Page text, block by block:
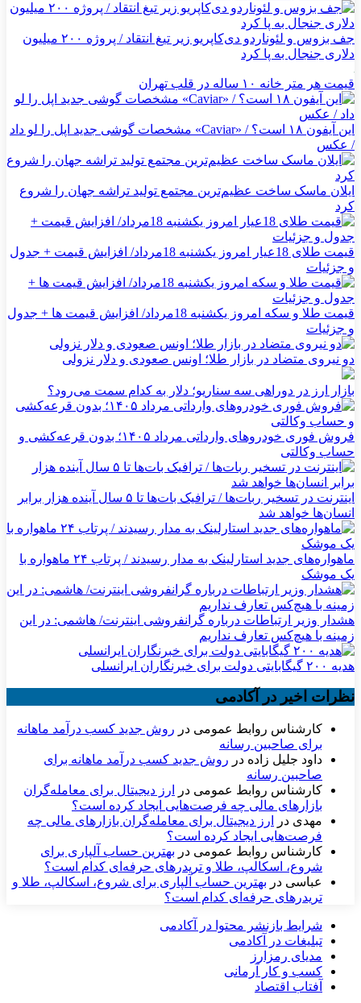
جف بزوس و لئوناردو دی‌کاپریو زیر تیغ انتقاد / پروژه ۲۰۰ میلیون
دلاری جنجال به پا کرد
قیمت هر متر خانه ۱۰ ساله در قلب تهران
این آیفون ۱۸ است؟ / «Caviar» مشخصات گوشی جدید اپل را لو داد
/ عکس
ایلان ماسک ساخت عظیم‌ترین مجتمع تولید تراشه جهان را شروع
کرد
قیمت طلای 18عیار امروز یکشنبه 18مرداد/ افزایش قیمت + جدول
و جزئیات
قیمت طلا و سکه امروز یکشنبه 18مرداد/ افزایش قیمت ها + جدول
و جزئیات
دو نیروی متضاد در بازار طلا؛ اونس صعودی و دلار نزولی
بازار ارز در دوراهی سه سناریو؛ دلار به کدام سمت می‌رود؟
فروش فوری خودروهای وارداتی مرداد ۱۴۰۵؛ بدون قرعه‌کشی و
حساب وکالتی
اینترنت در تسخیر ربات‌ها / ترافیک بات‌ها تا ۵ سال آینده هزار برابر
انسان‌ها خواهد شد
ماهواره‌های جدید استارلینک به مدار رسیدند / پرتاب ۲۴ ماهواره با
یک موشک
هشدار وزیر ارتباطات درباره گرانفروشی اینترنت/ هاشمی: در این
زمینه با هیچ‌کس تعارف نداریم
هدیه ۲۰۰ گیگابایتی دولت برای خبرنگاران ایرانسلی
نظرات اخیر در آکادمی
کارشناس روابط عمومی در روش جدید کسب درآمد ماهانه
برای صاحبین رسانه
داود جلیل زاده در روش جدید کسب درآمد ماهانه برای
صاحبین رسانه
کارشناس روابط عمومی در
ارز دیجیتال برای معامله‌گران
بازارهای مالی چه فرصت‌هایی ایجاد کرده است؟
مهدی در
ارز دیجیتال برای معامله‌گران بازارهای مالی چه
فرصت‌هایی ایجاد کرده است؟
کارشناس روابط عمومی در بهترین حساب آلپاری برای
شروع، اسکالپ، طلا و تریدرهای حرفه‌ای کدام است؟
عباسی در بهترین حساب آلپاری برای شروع، اسکالپ، طلا و
تریدرهای حرفه‌ای کدام است؟
شرایط بازنشر محتوا در آکادمی
تبلیغات در آکادمی
مدیای رمزارز
کسب و کار آرمانی
آفتاب اقتصاد